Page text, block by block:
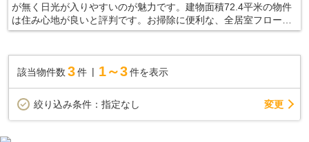
が無く日光が入りやすいのが魅力です。建物面積72.4平米の物件
は住み心地が良いと評判です。お掃除に便利な、全居室フローリ
ングのお住まいです。不動産の購入をご検討しているのであれ
までよりも快適に暮らせるよう、ご希望に沿った不動産のご紹介
をさせていただきます。
該当物件数 3件 1～3 件を表示
絞り込み条件： 指定なし 変更